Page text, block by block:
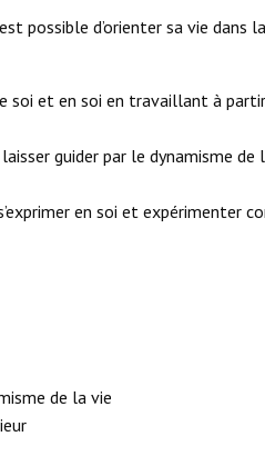
possible d’orienter sa vie dans
soi et en soi en travaillant à
guider par le dynamisme
en soi et expérimenter
de la vie